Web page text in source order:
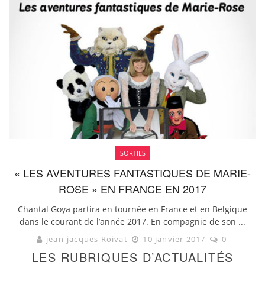
SORTIES
« LES AVENTURES FANTASTIQUES DE MARIE-
ROSE » EN FRANCE EN 2017
Chantal Goya partira en tournée en France et en Belgique
dans le courant de l’année 2017. En compagnie de son ...
jean-jacques Roivat 10 janvier 2017 0
LES RUBRIQUES D’ACTUALITÉS